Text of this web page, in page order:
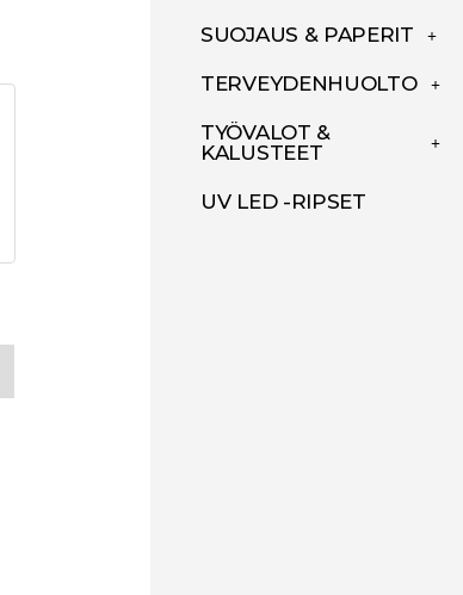
SUOJAUS & PAPERIT
TERVEYDENHUOLTO
TYÖVALOT &
KALUSTEET
UV LED -RIPSET